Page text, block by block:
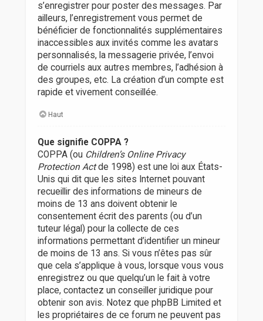
s’enregistrer pour poster des messages. Par
ailleurs, l’enregistrement vous permet de
bénéficier de fonctionnalités supplémentaires
inaccessibles aux invités comme les avatars
personnalisés, la messagerie privée, l’envoi
de courriels aux autres membres, l’adhésion à
des groupes, etc. La création d’un compte est
rapide et vivement conseillée.
Haut
Que signifie COPPA ?
COPPA (ou Children’s Online Privacy
Protection Actde 1998) est une loi aux États-
Unis qui dit que les sites Internet pouvant
recueillir des informations de mineurs de
moins de 13 ans doivent obtenir le
consentement écrit des parents (ou d’un
tuteur légal) pour la collecte de ces
informations permettant d’identifier un mineur
de moins de 13 ans. Si vous n’êtes pas sûr
que cela s’applique à vous, lorsque vous vous
enregistrez ou que quelqu’un le fait à votre
place, contactez un conseiller juridique pour
obtenir son avis. Notez que phpBB Limited et
les propriétaires de ce forum ne peuvent pas